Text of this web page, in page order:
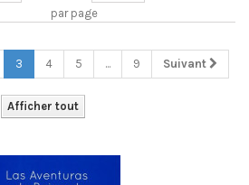
par page
3 4 5 ... 9 Suivant
Afficher tout